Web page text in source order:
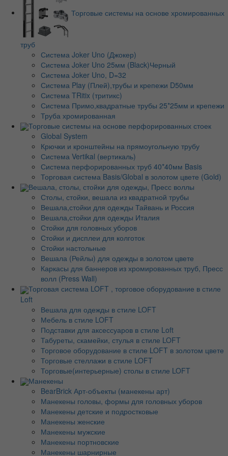
Торговые системы на основе хромированных
труб
Система Joker Uno (Джокер)
Система Joker Uno 25мм (Black)Черный
Система Joker Uno, D=32
Система Play (Плей),трубы и крепежи D50мм
Система TRitix (тритикс)
Система Примо,квадратные трубы 25*25мм и крепежи
Труба хромированная
Торговые системы на основе перфорированных стоек
Global System
Крючки и кронштейны на прямоугольную трубу
Система Vertikal (вертикаль)
Система перфорированных труб 40*40мм Basis
Торговая система Basis/Global в золотом цвете (Gold)
Вешала, столы, стойки для одежды, Пресс воллы
Столы, стойки, вешала из квадратной трубы
Вешала,стойки для одежды Тайвань и Россия
Вешала,стойки для одежды Италия
Стойки для головных уборов
Стойки и дисплеи для колготок
Стойки настольные
Вешала (Рейлы) для одежды в золотом цвете
Каркасы для баннеров из хромированных труб, Пресс
волл (Press Wall)
Торговая система LOFT , торговое оборудование в стиле
Loft
Вешала для одежды в стиле LOFT
Мебель в стиле LOFT
Подставки для аксессуаров в стиле Loft
Табуреты, скамейки, стулья в стиле LOFT
Торговое оборудование в стиле LOFT в золотом цвете
Торговые стеллажи в стиле LOFT
Торговые(интерьерные) столы в стиле LOFT
Манекены
BearBrick Арт-объекты (манекены арт)
Манекены головы, формы для головных уборов
Манекены детские и подростковые
Манекены женские
Манекены мужские
Манекены портновские
Манекены шарнирные